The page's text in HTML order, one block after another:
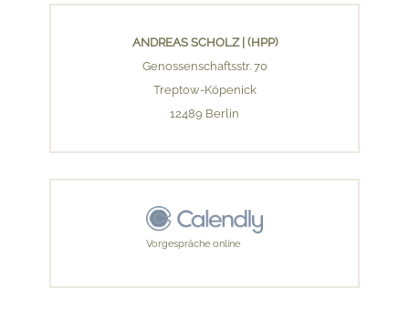
ANDREAS SCHOLZ | (HPP)
Genossenschaftsstr. 70
Treptow-Köpenick
12489 Berlin
Vorgespräche online